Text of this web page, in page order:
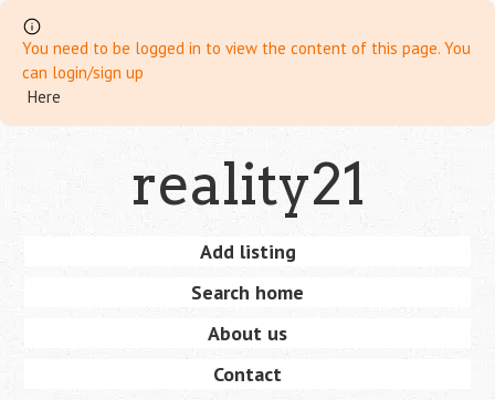
You need to be logged in to view the content of this page. You
can login/sign up
Here
content
reality21
Add listing
Search home
About us
Contact